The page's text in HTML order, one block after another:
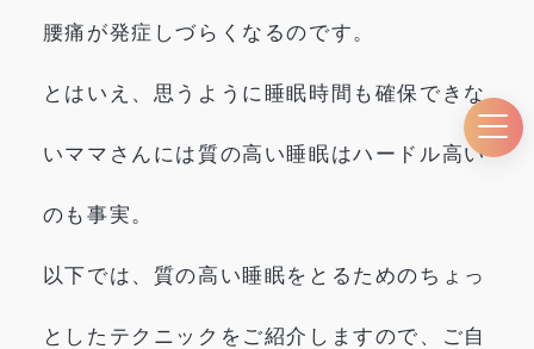
腰痛が発症しづらくなるのです。
とはいえ、思うように睡眠時間も確保できな
いママさんには質の高い睡眠はハードル高い
のも事実。
以下では、質の高い睡眠をとるためのちょっ
としたテクニックをご紹介しますので、ご自